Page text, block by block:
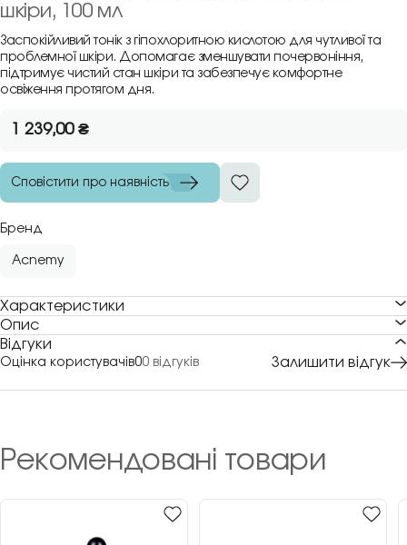
шкіри, 100 мл
Заспокійливий тонік з гіпохлоритною кислотою для чутливої та
проблемної шкіри. Допомагає зменшувати почервоніння,
підтримує чистий стан шкіри та забезпечує комфортне
освіження протягом дня.
1 239,00₴
Сповістити про наявність
Бренд
Acnemy
Характеристики
Опис
Відгуки
Оцінка користувачів00 відгуків Залишити відгук
Рекомендовані товари